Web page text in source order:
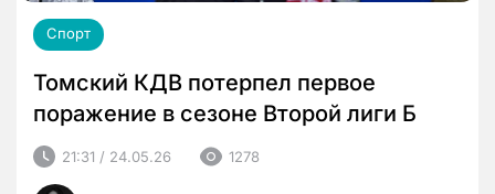
Спорт
Томский КДВ потерпел первое
поражение в сезоне Второй лиги Б
21:31 / 24.05.26 1278